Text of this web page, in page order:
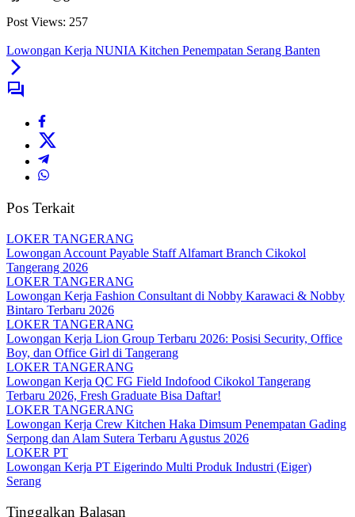
Post Views: 257
Lowongan Kerja NUNIA Kitchen Penempatan Serang Banten
Pos Terkait
LOKER TANGERANG
Lowongan Account Payable Staff Alfamart Branch Cikokol
Tangerang 2026
LOKER TANGERANG
Lowongan Kerja Fashion Consultant di Nobby Karawaci & Nobby
Bintaro Terbaru 2026
LOKER TANGERANG
Lowongan Kerja Lion Group Terbaru 2026: Posisi Security, Office
Boy, dan Office Girl di Tangerang
LOKER TANGERANG
Lowongan Kerja QC FG Field Indofood Cikokol Tangerang
Terbaru 2026, Fresh Graduate Bisa Daftar!
LOKER TANGERANG
Lowongan Kerja Crew Kitchen Haka Dimsum Penempatan Gading
Serpong dan Alam Sutera Terbaru Agustus 2026
LOKER PT
Lowongan Kerja PT Eigerindo Multi Produk Industri (Eiger)
Serang
Tinggalkan Balasan